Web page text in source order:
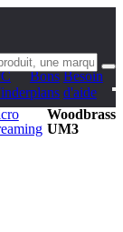
Bons
plans
Besoin
d'aide
Woodbrass
UM3